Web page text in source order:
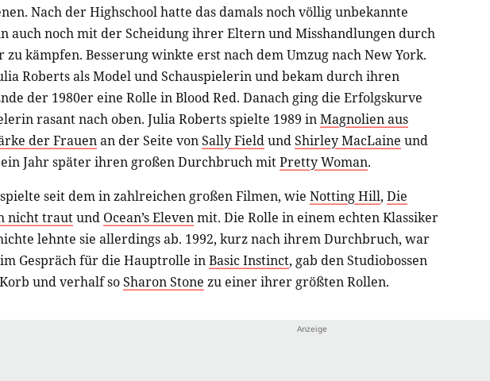
Nach der Highschool hatte das damals noch völlig unbekannte
auch noch mit der Scheidung ihrer Eltern und Misshandlungen durch
zu kämpfen. Besserung winkte erst nach dem Umzug nach New York.
Roberts als Model und Schauspielerin und bekam durch ihren
der 1980er eine Rolle in Blood Red. Danach ging die Erfolgskurve
rasant nach oben. Julia Roberts spielte 1989 inMagnolien aus
der Frauenan der Seite vonSally FieldundShirley MacLaine und
Jahr später ihren großen Durchbruch mitPretty Woman.
seit dem in zahlreichen großen Filmen, wie Notting Hill, Die
nicht trautund Ocean’s Elevenmit. Die Rolle in einem echten Klassiker
lehnte sie allerdings ab. 1992, kurz nach ihrem Durchbruch, war
Gespräch für die Hauptrolle inBasic Instinct, gab den Studiobossen
und verhalf soSharon Stone zu einer ihrer größten Rollen.